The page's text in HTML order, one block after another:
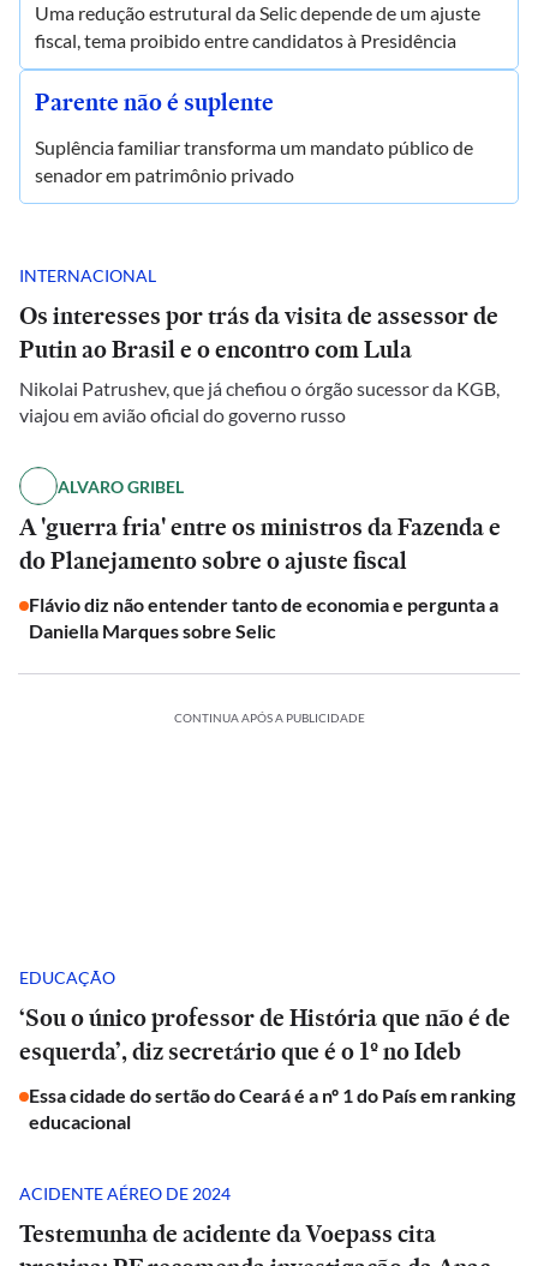
Uma redução estrutural da Selic depende de um ajuste
fiscal, tema proibido entre candidatos à Presidência
Parente não é suplente
Suplência familiar transforma um mandato público de
senador em patrimônio privado
INTERNACIONAL
Os interesses por trás da visita de assessor de
Putin ao Brasil e o encontro com Lula
Nikolai Patrushev, que já chefiou o órgão sucessor da KGB,
viajou em avião oficial do governo russo
ALVARO GRIBEL
A 'guerra fria' entre os ministros da Fazenda e
do Planejamento sobre o ajuste fiscal
Flávio diz não entender tanto de economia e pergunta a
Daniella Marques sobre Selic
CONTINUA APÓS A PUBLICIDADE
EDUCAÇÃO
‘Sou o único professor de História que não é de
esquerda’, diz secretário que é o 1º no Ideb
Essa cidade do sertão do Ceará é a nº 1 do País em ranking
educacional
ACIDENTE AÉREO DE 2024
Testemunha de acidente da Voepass cita